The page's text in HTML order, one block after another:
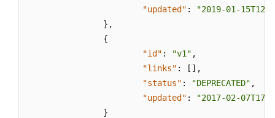
"updated" :
"2019-01-
} ,
{
"id" : "v1" ,
"links" : [ ] ,
"status" : "DEPRECATED" ,
"updated" :
"2017-02-
}